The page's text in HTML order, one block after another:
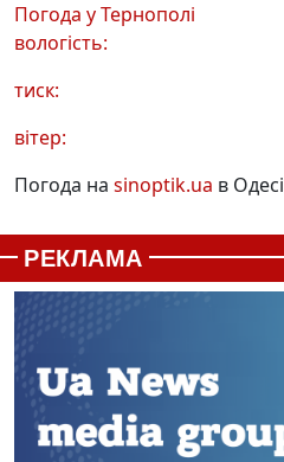
Погода уТернополі
вологість:
тиск:
вітер:
Погода на sinoptik.ua в Одесі
РЕКЛАМА